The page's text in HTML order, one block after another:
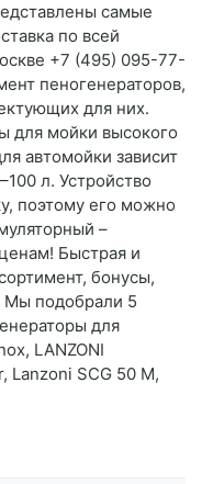
самые
по всей
+7 (495) 095-77-
пеногенераторов,
для них.
для мойки высокого
автомойки зависит
л. Устройство
поэтому его можно
–
Быстрая и
бонусы,
Мы подобрали 5
для
LANZONI
Lanzoni SCG 50 M,